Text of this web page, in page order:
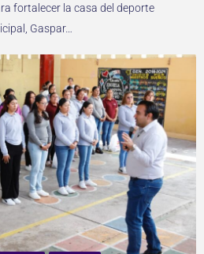
fortalecer la casa del deporte
Gaspar…